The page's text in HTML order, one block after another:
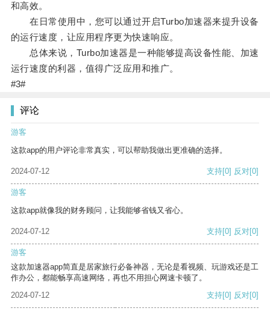
和高效。
在日常使用中，您可以通过开启Turbo加速器来提升设备
的运行速度，让应用程序更为快速响应。
总体来说，Turbo加速器是一种能够提高设备性能、加速
运行速度的利器，值得广泛应用和推广。
#3#
评论
游客
这款app的用户评论非常真实，可以帮助我做出更准确的选择。
2024-07-12 支持[0] 反对[0]
游客
这款app就像我的财务顾问，让我能够省钱又省心。
2024-07-12 支持[0] 反对[0]
游客
这款加速器app简直是居家旅行必备神器，无论是看视频、玩游戏还是工
作办公，都能畅享高速网络，再也不用担心网速卡顿了。
2024-07-12
支持[0] 反对[0]